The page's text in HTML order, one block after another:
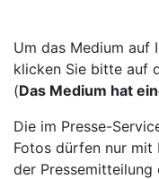
Um das Medium auf
klicken Sie bitte auf
(Das Medium hat
Die im Presse-
Fotos dürfen nur mit
der